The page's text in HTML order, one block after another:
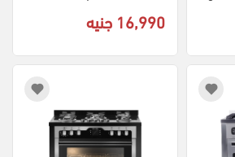
ل امان كامل - اسود × فضي
16,990 جنيه